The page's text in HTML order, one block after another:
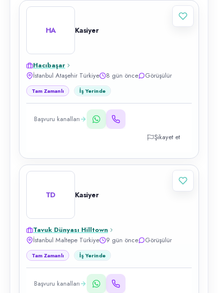
HA Kasiyer
Hacıbaşar
İstanbul Ataşehir Türkiye
8 gün önce Görüşülür
Tam Zamanlı İş Yerinde
Başvuru kanalları
Şikayet et
TD Kasiyer
Tavuk Dünyası Hilltown
İstanbul Maltepe Türkiye
9 gün önce Görüşülür
Tam Zamanlı İş Yerinde
Başvuru kanalları